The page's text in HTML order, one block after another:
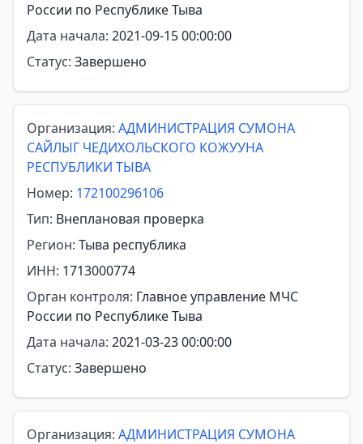
России по Республике Тыва
Дата начала: 2021-09-15 00:00:00
Статус: Завершено
Организация: АДМИНИСТРАЦИЯ СУМОНА
САЙЛЫГ ЧЕДИХОЛЬСКОГО КОЖУУНА
РЕСПУБЛИКИ ТЫВА
Номер: 172100296106
Тип: Внеплановая проверка
Регион: Тыва республика
ИНН: 1713000774
Орган контроля: Главное управление МЧС
России по Республике Тыва
Дата начала: 2021-03-23 00:00:00
Статус: Завершено
Организация: АДМИНИСТРАЦИЯ СУМОНА